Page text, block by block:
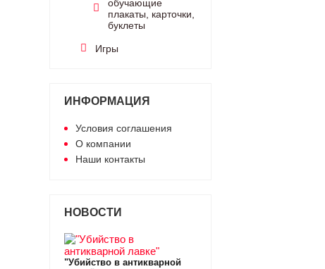
обучающие
плакаты, карточки,
буклеты
Игры
ИНФОРМАЦИЯ
Условия соглашения
О компании
Наши контакты
НОВОСТИ
"Убийство в антикварной